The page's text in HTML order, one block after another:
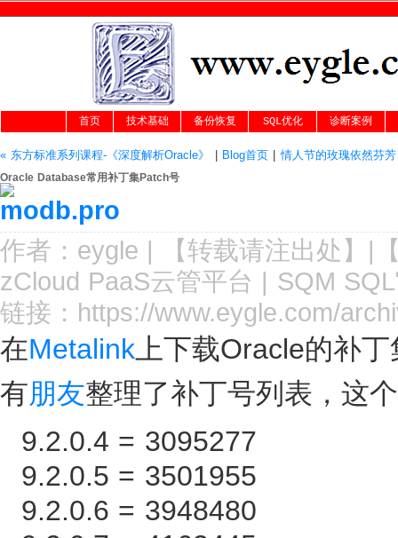
首页 技术基础 备份恢复 SQL优化 诊断案例
« 东方标准系列课程-《深度解析Oracle》 Blog首页|情人节的玫瑰依然芬
Oracle Database常用补丁集Patch号
作者： eygle | 【转载请注出处 】|
zCloud PaaS云管平台 | SQM
链接： https://www.eygle.com/
在Metalink 上下载Oracle的补
有朋友整理了补丁号列表，这
9.2.0.4 = 3095277
9.2.0.5 = 3501955
9.2.0.6 = 3948480